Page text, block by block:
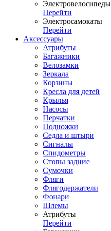
Электровелосипеды
Перейти
Электросамокаты
Перейти
Аксессуары
Атрибуты
Багажники
Велозамки
Зеркала
Корзины
Кресла для детей
Крылья
Насосы
Перчатки
Подножки
Седла и штыри
Сигналы
Спидометры
Стопы задние
Сумочки
Фляги
Флягодержатели
Фонари
Шлемы
Атрибуты
Перейти